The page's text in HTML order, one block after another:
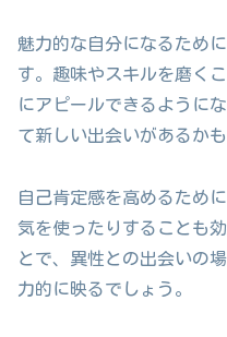
魅力的な自分になるため
す。趣味やスキルを磨く
にアピールできるように
て新しい出会いがあるかも
自己肯定感を高めるため
気を使ったりすることも
とで、異性との出会いの
力的に映るでしょう。